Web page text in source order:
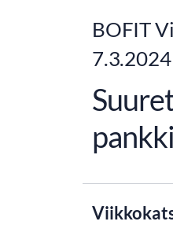
BOFIT
7.3.2024